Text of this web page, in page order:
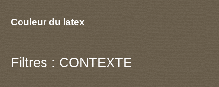
Couleur du latex
Filtres : CONTEXTE